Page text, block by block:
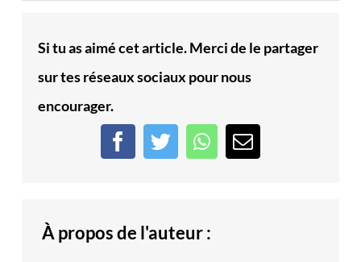
Si tu as aimé cet article. Merci de le partager
sur tes réseaux sociaux pour nous
encourager.
Facebook
TwitterWhatsApp
Email
À propos de l'auteur :